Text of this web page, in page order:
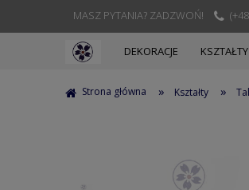
MASZ PYTANIA? ZADZWOŃ!
DEKORACJE KSZTAŁTY
Strona główna » Kształty »